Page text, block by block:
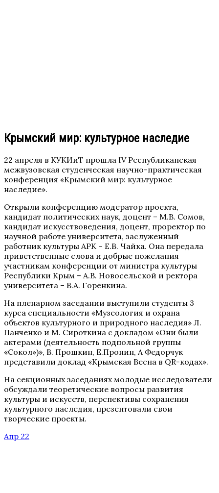
Крымский мир: культурное наследие
22 апреля в КУКИиТ прошла IV Республиканская
межвузовская студенческая научно-практическая
конференция «Крымский мир: культурное
наследие».
Открыли конференцию модератор проекта,
кандидат политических наук, доцент – М.В. Сомов,
кандидат искусствоведения, доцент, проректор по
научной работе университета, заслуженный
работник культуры АРК – Е.В. Чайка. Она передала
приветственные слова и добрые пожелания
участникам конференции от министра культуры
Республики Крым – А.В. Новосельской и ректора
университета – В.А. Горенкина.
На пленарном заседании выступили студенты 3
курса специальности «Музеология и охрана
объектов культурного и природного наследия» Л.
Панченко и М. Сироткина с докладом «Они были
актерами (деятельность подпольной группы
«Сокол»)», В. Прошкин, Е.Пронин, А Федорчук
представили доклад «Крымская Весна в QR-кодах».
На секционных заседаниях молодые исследователи
обсуждали теоретические вопросы развития
культуры и искусств, перспективы сохранения
культурного наследия, презентовали свои
творческие проекты.
Апр 22